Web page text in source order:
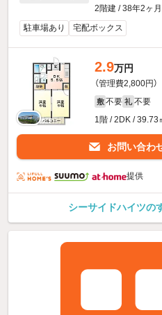
2階建 / 38年2ヶ
駐車場あり
宅配ボックス
2.9万円
（管理費2,800円）
敷 不要 礼 不要
1階 / 2DK / 39.73
お問い合わ
提供
シーサイドハイツの